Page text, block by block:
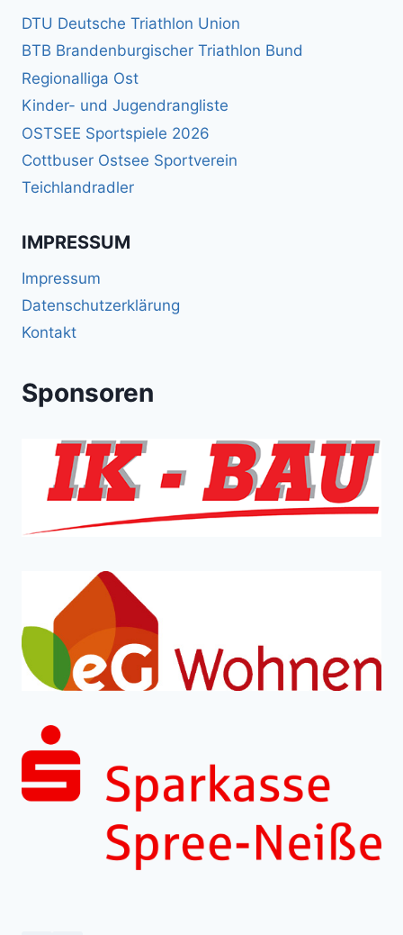
DTU Deutsche Triathlon Union
BTB Brandenburgischer Triathlon Bund
Regionalliga Ost
Kinder- und Jugendrangliste
OSTSEE Sportspiele 2026
Cottbuser Ostsee Sportverein
Teichlandradler
IMPRESSUM
Impressum
Datenschutzerklärung
Kontakt
Sponsoren